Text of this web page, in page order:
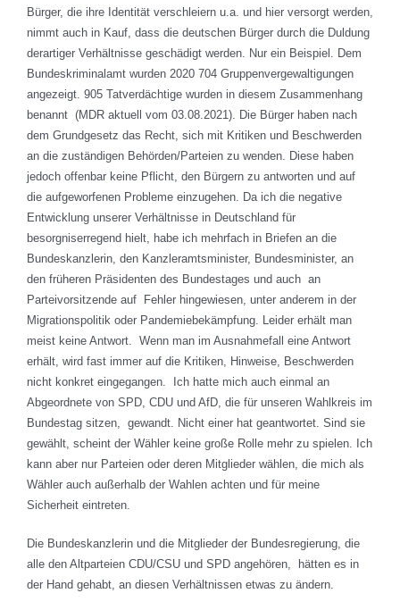
Bürger, die ihre Identität verschleiern u.a. und hier versorgt werden,
nimmt auch in Kauf, dass die deutschen Bürger durch die Duldung
derartiger Verhältnisse geschädigt werden. Nur ein Beispiel. Dem
Bundeskriminalamt wurden 2020 704 Gruppenvergewaltigungen
angezeigt. 905 Tatverdächtige wurden in diesem Zusammenhang
benannt (MDR aktuell vom 03.08.2021). Die Bürger haben nach
dem Grundgesetz das Recht, sich mit Kritiken und Beschwerden
an die zuständigen Behörden/Parteien zu wenden. Diese haben
jedoch offenbar keine Pflicht, den Bürgern zu antworten und auf
die aufgeworfenen Probleme einzugehen. Da ich die negative
Entwicklung unserer Verhältnisse in Deutschland für
besorgniserregend hielt, habe ich mehrfach in Briefen an die
Bundeskanzlerin, den Kanzleramtsminister, Bundesminister, an
den früheren Präsidenten des Bundestages und auch an
Parteivorsitzende auf Fehler hingewiesen, unter anderem in der
Migrationspolitik oder Pandemiebekämpfung. Leider erhält man
meist keine Antwort. Wenn man im Ausnahmefall eine Antwort
erhält, wird fast immer auf die Kritiken, Hinweise, Beschwerden
nicht konkret eingegangen. Ich hatte mich auch einmal an
Abgeordnete von SPD, CDU und AfD, die für unseren Wahlkreis im
Bundestag sitzen, gewandt. Nicht einer hat geantwortet. Sind sie
gewählt, scheint der Wähler keine große Rolle mehr zu spielen. Ich
kann aber nur Parteien oder deren Mitglieder wählen, die mich als
Wähler auch außerhalb der Wahlen achten und für meine
Sicherheit eintreten.
Die Bundeskanzlerin und die Mitglieder der Bundesregierung, die
alle den Altparteien CDU/CSU und SPD angehören, hätten es in
der Hand gehabt, an diesen Verhältnissen etwas zu ändern.